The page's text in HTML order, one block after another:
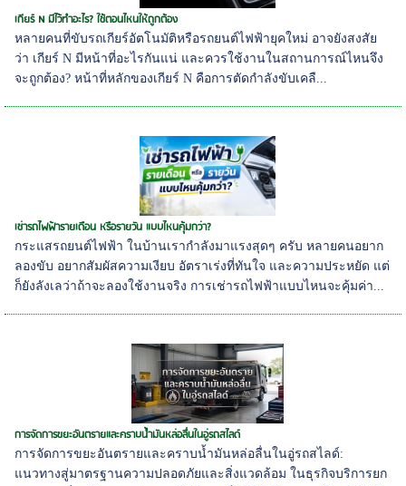
เกียร์ N มีไว้ทำอะไร? ใช้ตอนไหนให้ถูกต้อง
หลายคนที่ขับรถเกียร์อัตโนมัติหรือรถยนต์ไฟฟ้ายุคใหม่ อาจยังสงสัย
ว่า เกียร์ N มีหน้าที่อะไรกันแน่ และควรใช้งานในสถานการณ์ไหนจึง
จะถูกต้อง? หน้าที่หลักของเกียร์ N คือการตัดกำลังขับเคลื...
เช่ารถไฟฟ้ารายเดือน หรือรายวัน แบบไหนคุ้มกว่า?
กระแสรถยนต์ไฟฟ้า ในบ้านเรากำลังมาแรงสุดๆ ครับ หลายคนอยาก
ลองขับ อยากสัมผัสความเงียบ อัตราเร่งที่ทันใจ และความประหยัด แต่
ก็ยังลังเลว่าถ้าจะลองใช้งานจริง การเช่ารถไฟฟ้าแบบไหนจะคุ้มค่า...
การจัดการขยะอันตรายและคราบน้ำมันหล่อลื่นในอู่รถสไลด์
การจัดการขยะอันตรายและคราบน้ำมันหล่อลื่นในอู่รถสไลด์:
แนวทางสู่มาตรฐานความปลอดภัยและสิ่งแวดล้อม ในธุรกิจบริการยก